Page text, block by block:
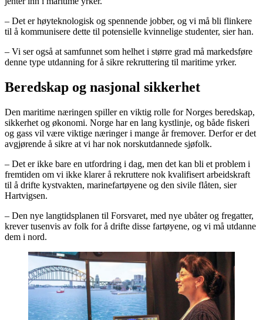
– Det er høyteknologisk og spennende jobber, og vi må bli flinkere
til å kommunisere dette til potensielle kvinnelige studenter, sier han.
– Vi ser også at samfunnet som helhet i større grad må markedsføre
denne type utdanning for å sikre rekruttering til maritime yrker.
Beredskap og nasjonal sikkerhet
Den maritime næringen spiller en viktig rolle for Norges beredskap,
sikkerhet og økonomi. Norge har en lang kystlinje, og både fiskeri
og gass vil være viktige næringer i mange år fremover. Derfor er det
avgjørende å sikre at vi har nok norskutdannede sjøfolk.
– Det er ikke bare en utfordring i dag, men det kan bli et problem i
fremtiden om vi ikke klarer å rekruttere nok kvalifisert arbeidskraft
til å drifte kystvakten, marinefartøyene og den sivile flåten, sier
Hartvigsen.
– Den nye langtidsplanen til Forsvaret, med nye ubåter og fregatter,
krever tusenvis av folk for å drifte disse fartøyene, og vi må utdanne
dem i nord.